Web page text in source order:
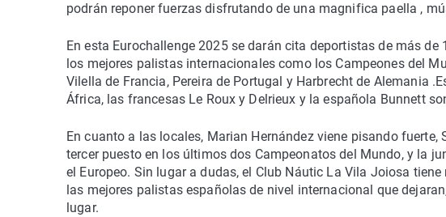
podrán reponer fuerzas disfrutando de una magnifica paella ,
En esta Eurochallenge 2025 se darán cita deportistas de más
los mejores palistas internacionales como los Campeones del
Vilella de Francia, Pereira de Portugal y Harbrecht de Alemania
África, las francesas Le Roux y Delrieux y la española Bunnett
En cuanto a las locales, Marian Hernández viene pisando
tercer puesto en los últimos dos Campeonatos del Mundo, y la
el Europeo. Sin lugar a dudas, el Club Náutic La Vila Joiosa
las mejores palistas españolas de nivel internacional que
lugar.